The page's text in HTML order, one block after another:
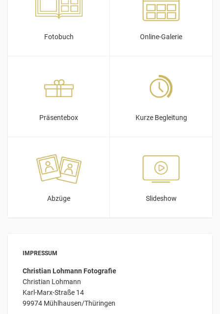
Fotobuch Online-Galerie
Präsentebox Kurze Begleitung
Abzüge Slideshow
IMPRESSUM
Christian Lohmann Fotografie
Christian Lohmann
Karl-Marx-Straße 14
99974 Mühlhausen/Thüringen